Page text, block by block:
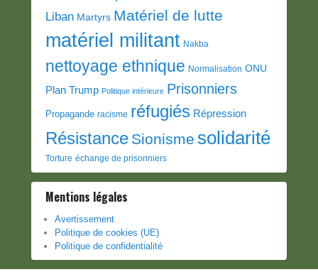
Liban Martyrs Matériel de lutte
matériel militant Nakba
nettoyage ethnique Normalisation ONU
Plan Trump Politique intérieure Prisonniers
Propagande racisme réfugiés Répression
Résistance Sionisme solidarité
Torture échange de prisonniers
Mentions légales
Avertissement
Politique de cookies (UE)
Politique de confidentialité